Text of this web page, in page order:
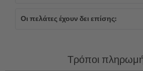
Οι πελάτες έχουν δει επίσης:
Τρόποι